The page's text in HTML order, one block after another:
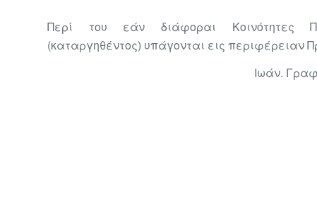
Περί του εάν διάφοραι Κοινότητες
(καταργηθέντος) υπάγονται εις περιφέρειαν
Ιωάν.